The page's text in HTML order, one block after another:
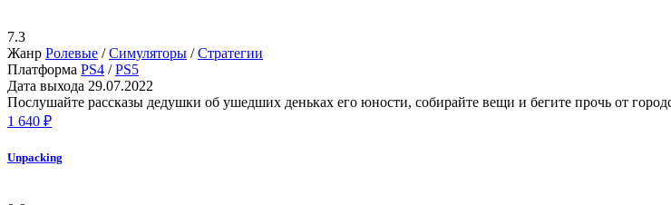
7.3
Жанр Ролевые /Симуляторы /Стратегии
Платформа PS4 /PS5
Дата выхода 29.07.2022
Послушайте рассказы дедушки об ушедших деньках его юности, собирайте вещи и бегите прочь от
1 640 ₽
Unpacking